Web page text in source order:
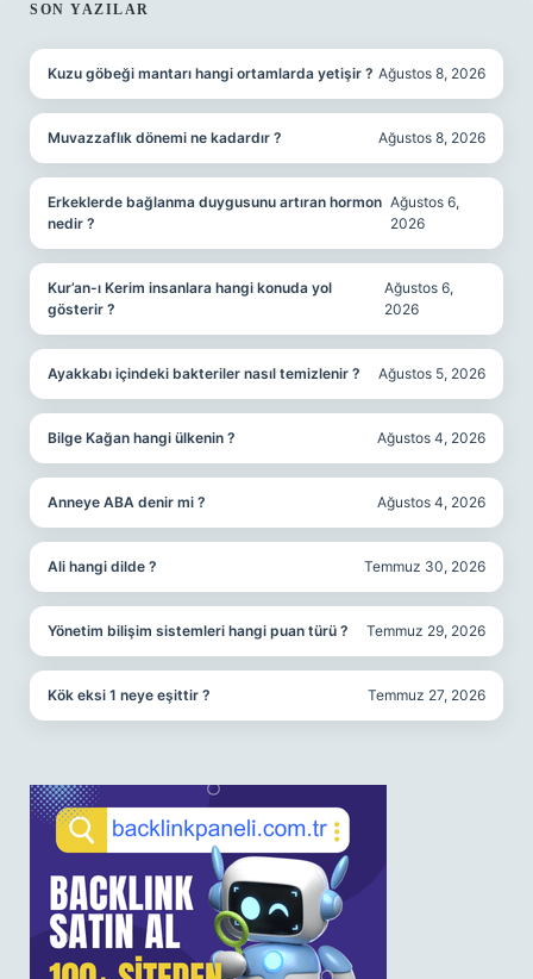
SIDEBAR
SON YAZILAR
Kuzu göbeği mantarı hangi ortamlarda yetişir ? Ağustos 8, 2026
Muvazzaflık dönemi ne kadardır ? Ağustos 8, 2026
Erkeklerde bağlanma duygusunu artıran hormon
nedir ?
Ağustos 6,
2026
Kur’an-ı Kerim insanlara hangi konuda yol
gösterir ?
Ağustos 6,
2026
Ayakkabı içindeki bakteriler nasıl temizlenir ? Ağustos 5, 2026
Bilge Kağan hangi ülkenin ? Ağustos 4, 2026
Anneye ABA denir mi ? Ağustos 4, 2026
Ali hangi dilde ? Temmuz 30, 2026
Yönetim bilişim sistemleri hangi puan türü ? Temmuz 29, 2026
Kök eksi 1 neye eşittir ? Temmuz 27, 2026